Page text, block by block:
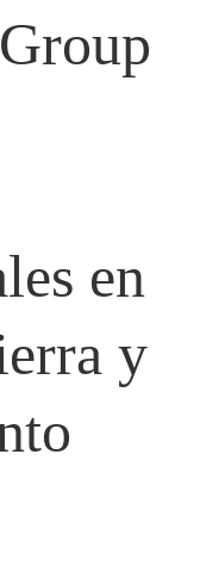
en
y